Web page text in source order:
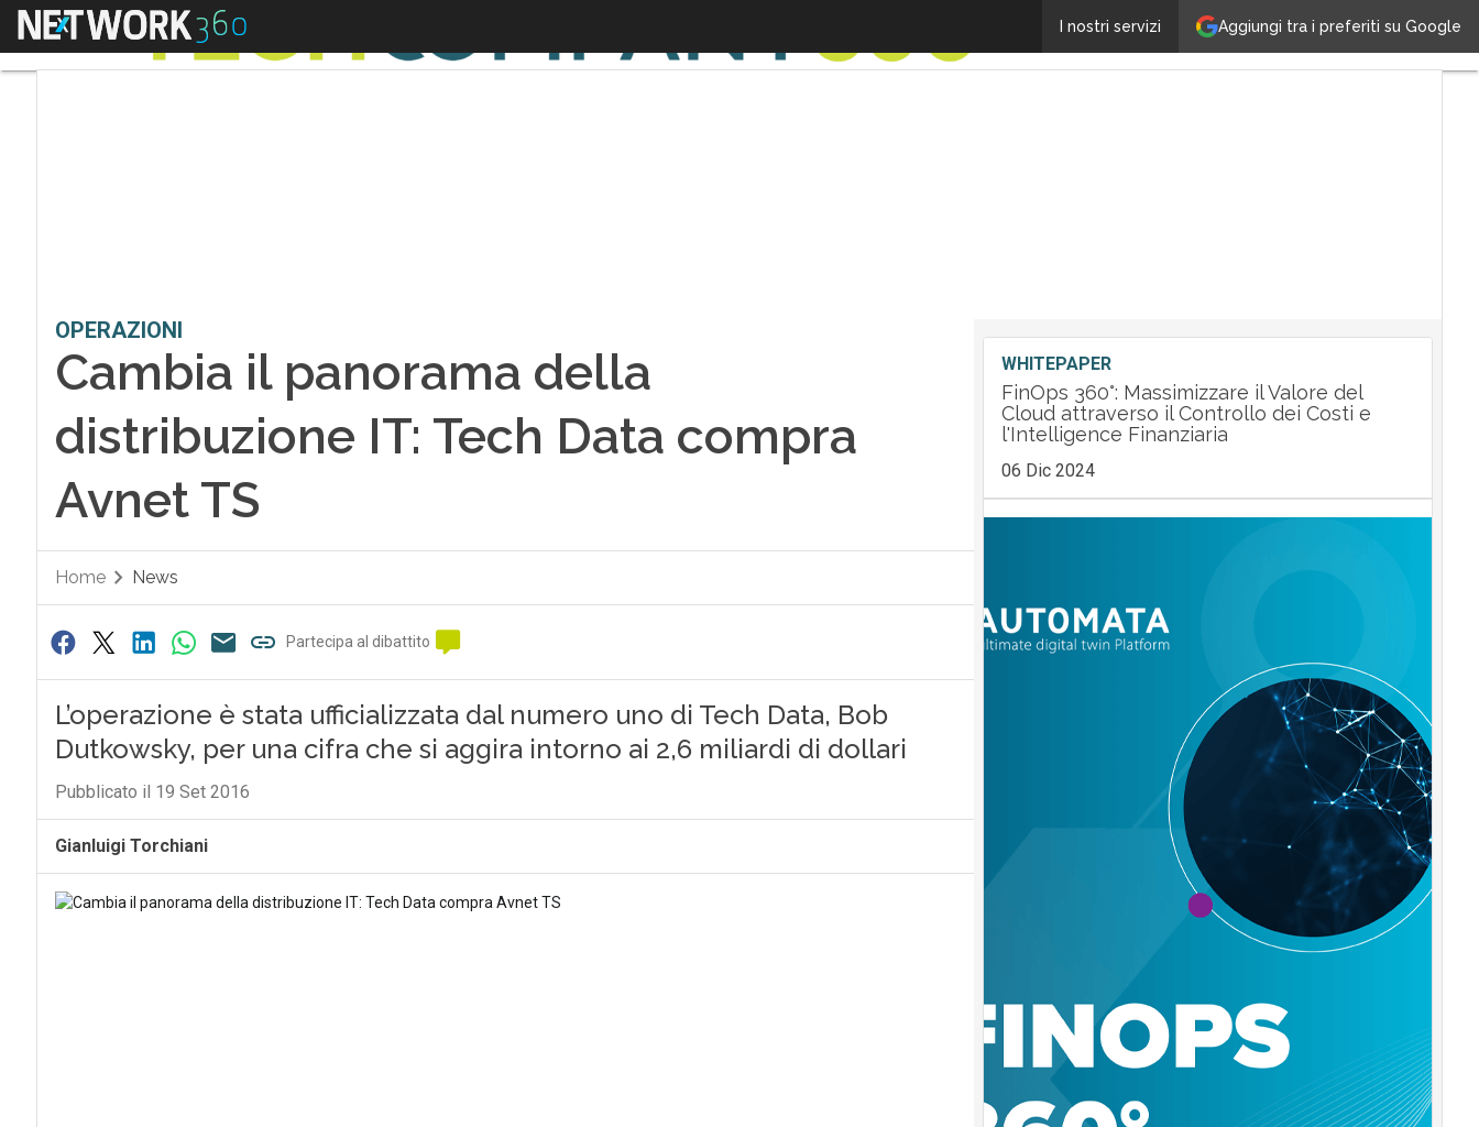
Aggiungi tra i preferiti su Google
I nostri servizi
Menu Cambia il panorama della distribuzione IT: Tech Data
OPERAZIONI
Cambia il panorama della
distribuzione IT: Tech Data compra
Avnet TS
Home News
Partecipa al dibattito
L’operazione è stata ufficializzata dal numero uno di Tech Data, Bob
Dutkowsky, per una cifra che si aggira intorno ai 2,6 miliardi di dollari
Pubblicato il 19 Set 2016
Gianluigi Torchiani
WHITEPAPER
FinOps 360°: Massimizzare il Valore del
Cloud attraverso il Controllo dei Costi e
l'Intelligence Finanziaria
06 Dic 2024